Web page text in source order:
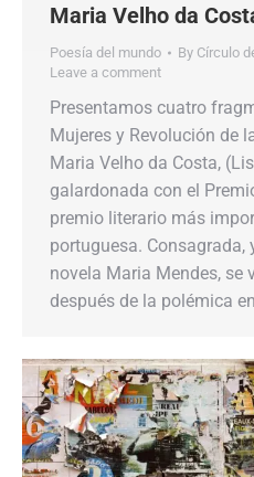
Maria Velho da
Poesía del mundo By Círculo
Leave a comment
Presentamos cuatro
Mujeres y Revolución de
Maria Velho da Costa,
galardonada con el
premio literario más
portuguesa. Consagrada,
novela Maria Mendes, se
después de la polémica